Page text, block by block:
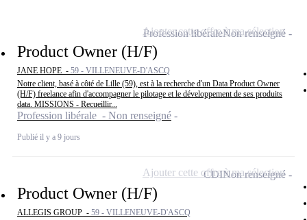
Product Owner (H/F)
JANE HOPE - 59 - VILLENEUVE-D'ASCQ
Notre client, basé à côté de Lille (59), est à la recherche d'un Data Product Owner
(H/F) freelance afin d'accompagner le pilotage et le développement de ses produits
data. MISSIONS - Recueillir...
Profession libérale - Non renseigné
Publié il y a 9 jours
Profession libéraleNon renseigné
Ajouter cette offre à ma sélection
Product Owner (H/F)
ALLEGIS GROUP - 59 - VILLENEUVE-D'ASCQ
CDINon renseigné
Ajouter cette offre à ma sélection